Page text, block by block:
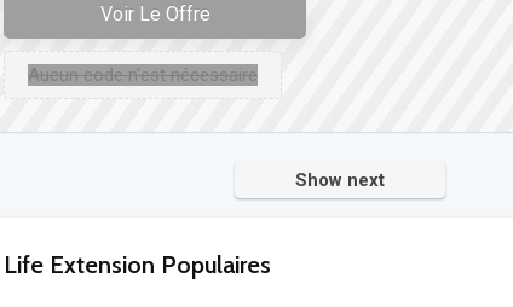
Voir Le Offre
Aucun code n'est nécessaire
Show next
Extension Populaires